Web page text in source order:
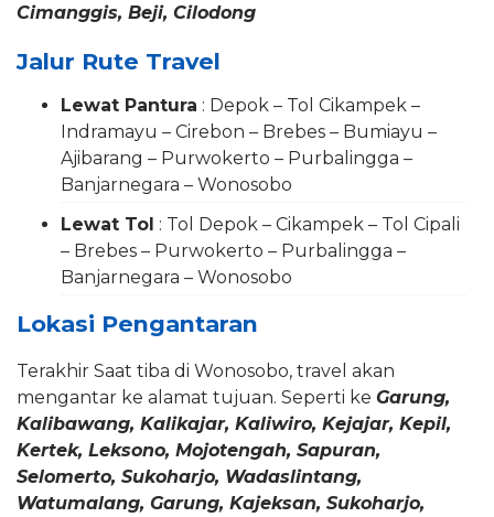
Cimanggis, Beji, Cilodong
Jalur Rute Travel
Lewat Pantura : Depok – Tol Cikampek –
Indramayu – Cirebon – Brebes – Bumiayu –
Ajibarang – Purwokerto – Purbalingga –
Banjarnegara – Wonosobo
Lewat Tol : Tol Depok – Cikampek – Tol Cipali
– Brebes – Purwokerto – Purbalingga –
Banjarnegara – Wonosobo
Lokasi Pengantaran
Terakhir Saat tiba di Wonosobo, travel akan
mengantar ke alamat tujuan. Seperti ke Garung,
Kalibawang, Kalikajar, Kaliwiro, Kejajar, Kepil,
Kertek, Leksono, Mojotengah, Sapuran,
Selomerto, Sukoharjo, Wadaslintang,
Watumalang, Garung, Kajeksan, Sukoharjo,